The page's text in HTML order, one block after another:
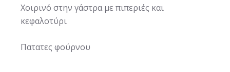
Χοιρινό στην γάστρα με πιπεριές και
κεφαλοτύρι
Πατατες φούρνου